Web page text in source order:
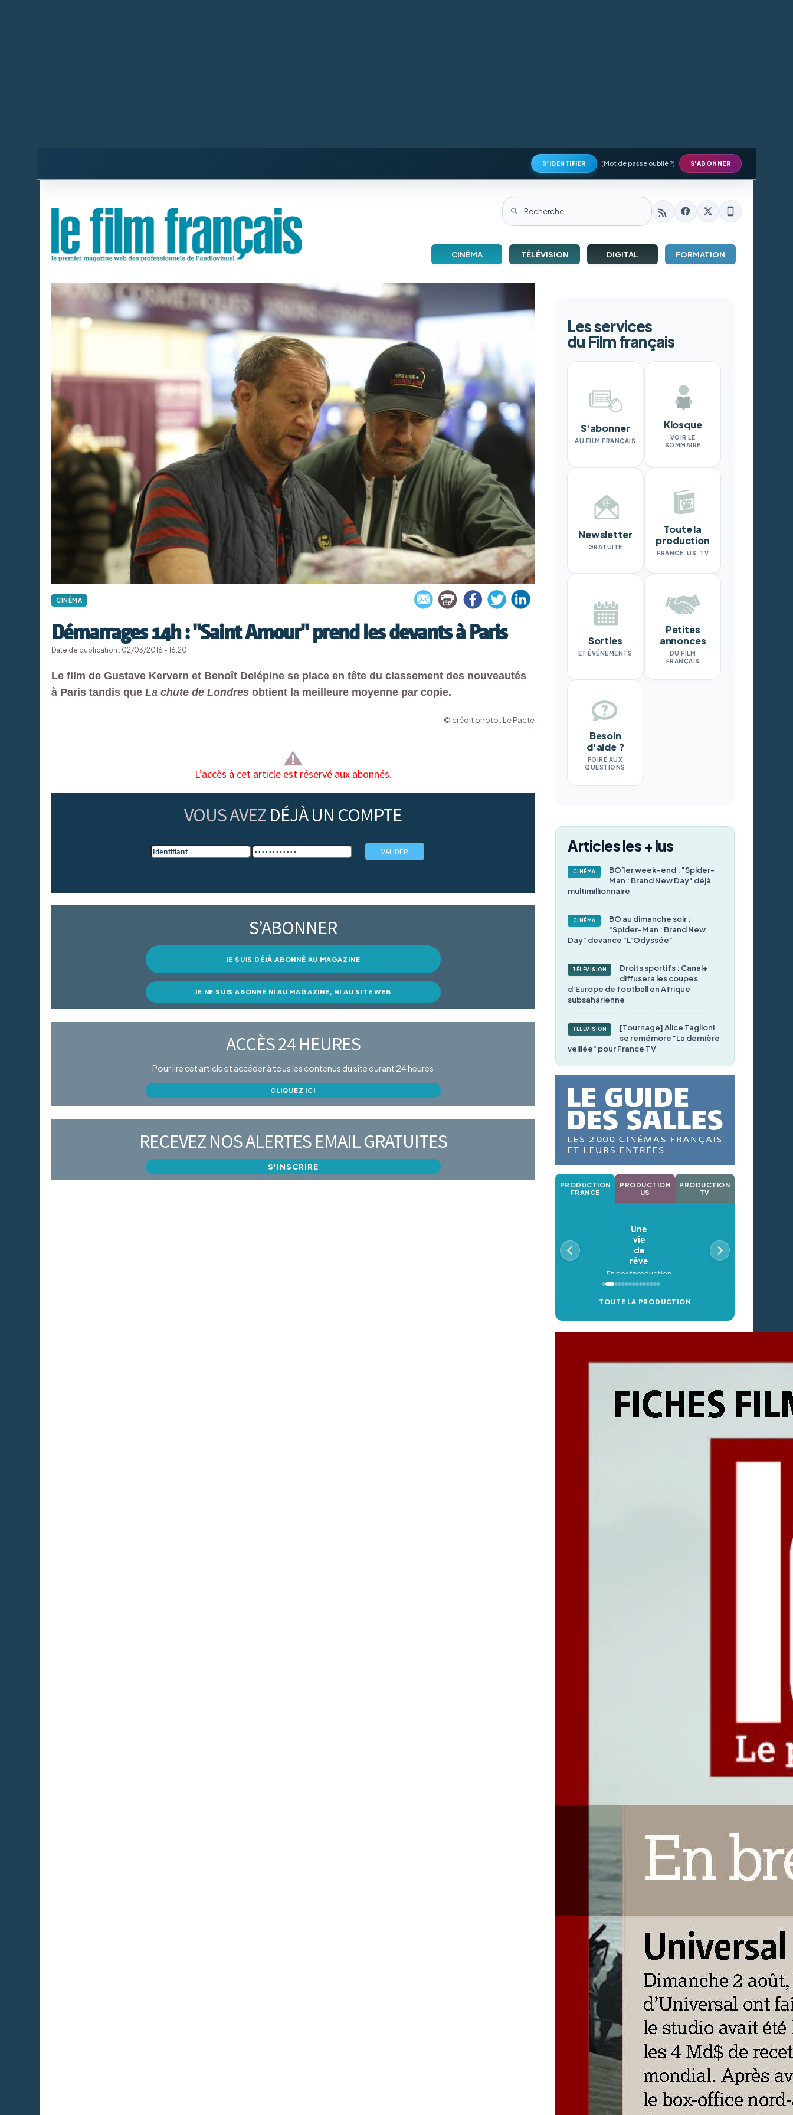
S'IDENTIFIER (Mot de passe oublié ?) S'ABONNER
CINÉMA TÉLÉVISION DIGITAL FORMATION
CINÉMA
Démarrages 14h : "Saint Amour" prend les devants à Paris
Date de publication : 02/03/2016 - 16:20
Le film de Gustave Kervern et Benoît Delépine se place en tête du classement des nouveautés
à Paris tandis que La chute de Londres obtient la meilleure moyenne par copie.
© crédit photo : Le Pacte
L’accès à cet article est réservé aux abonnés.
VOUS AVEZ DÉJÀ UN COMPTE
S’ABONNER
JE SUIS DÉJÀ ABONNÉ AU MAGAZINE
JE NE SUIS ABONNÉ NI AU MAGAZINE, NI AU SITE WEB
ACCÈS 24 HEURES
Pour lire cet article et accéder à tous les contenus du site durant 24 heures
CLIQUEZ ICI
RECEVEZ NOS ALERTES EMAIL GRATUITES
S'INSCRIRE
Les services
du Film français
S'abonner
AU FILM FRANÇAIS
Kiosque
VOIR LE
SOMMAIRE
Newsletter
GRATUITE
Toute la
production
FRANCE, US, TV
Sorties
ET ÉVÉNEMENTS
Petites
annonces
DU FILM
FRANÇAIS
Besoin
d'aide ?
FOIRE AUX
QUESTIONS
Articles les + lus
CINÉMA
BO 1er week-end : "Spider-
Man : Brand New Day" déjà
multimillionnaire
CINÉMA
BO au dimanche soir :
"Spider-Man : Brand New
Day" devance "L’Odyssée"
TÉLÉVISION
Droits sportifs : Canal+
diffusera les coupes
d’Europe de football en Afrique
subsaharienne
TÉLÉVISION
[Tournage] Alice Taglioni
se remémore "La dernière
veillée" pour France TV
PRODUCTION
FRANCE
PRODUCTION
US
PRODUCTION
TV
Une
vie
de
rêve
En postproduction
TOUTE LA PRODUCTION